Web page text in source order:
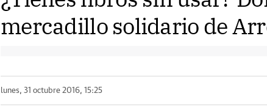
mercadillo solidario de
lunes, 31 octubre 2016, 15:25